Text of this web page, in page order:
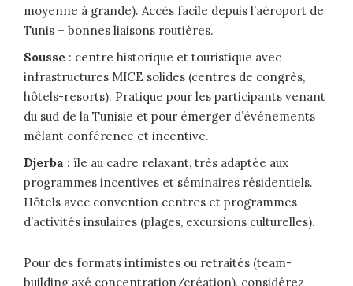
moyenne à grande). Accès facile depuis l’aéroport de
Tunis + bonnes liaisons routières.
Sousse : centre historique et touristique avec
infrastructures MICE solides (centres de congrès,
hôtels-resorts). Pratique pour les participants venant
du sud de la Tunisie et pour émerger d’événements
mêlant conférence et incentive.
Djerba : île au cadre relaxant, très adaptée aux
programmes incentives et séminaires résidentiels.
Hôtels avec convention centres et programmes
d’activités insulaires (plages, excursions culturelles).
Pour des formats intimistes ou retraités (team-
building axé concentration/création), considérez